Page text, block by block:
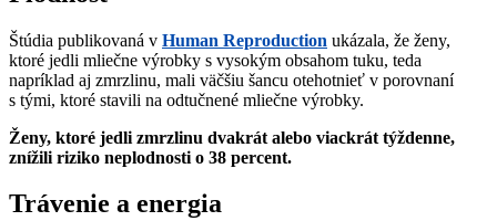
Štúdia publikovaná v Human Reproduction ukázala, že ženy,
ktoré jedli mliečne výrobky s vysokým obsahom tuku, teda
napríklad aj zmrzlinu, mali väčšiu šancu otehotnieť v porovnaní
s tými, ktoré stavili na odtučnené mliečne výrobky.
Ženy, ktoré jedli zmrzlinu dvakrát alebo viackrát týždenne,
znížili riziko neplodnosti o 38 percent.
Trávenie a energia